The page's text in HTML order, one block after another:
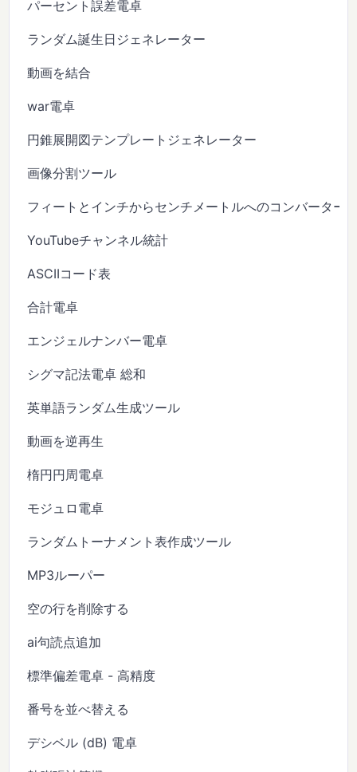
パーセント誤差電卓
ランダム誕生日ジェネレーター
動画を結合
war電卓
円錐展開図テンプレートジェネレーター
画像分割ツール
フィートとインチからセンチメートルへのコンバーター
YouTubeチャンネル統計
ASCIIコード表
合計電卓
エンジェルナンバー電卓
シグマ記法電卓 総和
英単語ランダム生成ツール
動画を逆再生
楕円円周電卓
モジュロ電卓
ランダムトーナメント表作成ツール
MP3ルーパー
空の行を削除する
ai句読点追加
標準偏差電卓 - 高精度
番号を並べ替える
デシベル (dB) 電卓